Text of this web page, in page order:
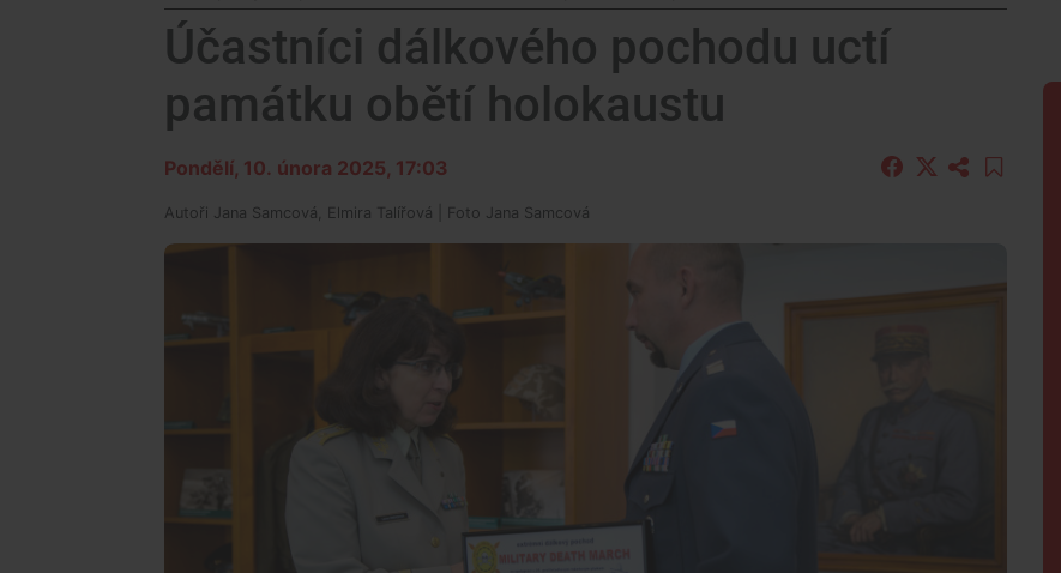
Účastníci dálkového pochodu uctí
památku obětí holokaustu
Pondělí, 10. února 2025, 17:03
Autoři Jana Samcová, Elmira Talířová | Foto Jana Samcová